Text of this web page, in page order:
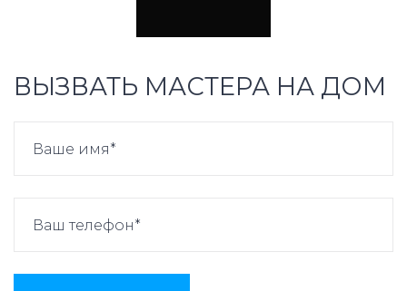
ВЫЗВАТЬ МАСТЕРА НА ДОМ